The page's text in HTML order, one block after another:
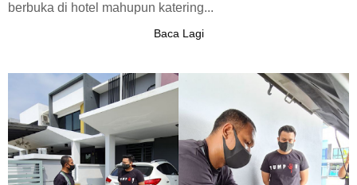
berbuka di hotel mahupun katering...
Baca Lagi